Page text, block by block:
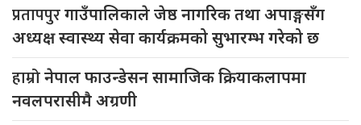
प्रतापपुरगाउँपालिकाले जेष्ठ नागरिक तथा अपाङ्गसँग
अध्यक्ष स्वास्थ्य सेवा कार्यक्रमको सुभारम्भ गरेको छ
हाम्रोनेपाल फाउन्डेसन सामाजिक क्रियाकलापमा
नवलपरासीमै अग्रणी